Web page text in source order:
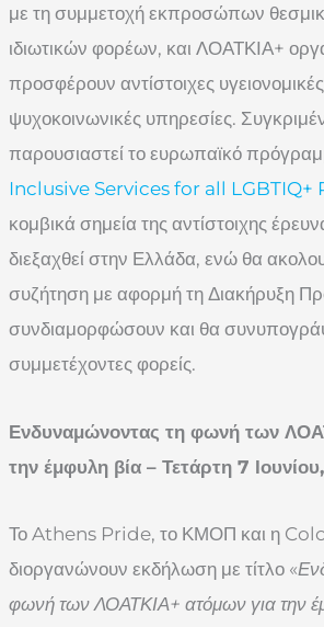
με τη συμμετοχή εκπροσώπων
ιδιωτικών φορέων, και ΛΟΑΤΚΙΑ+
προσφέρουν αντίστοιχες
ψυχοκοινωνικές υπηρεσίες.
παρουσιαστεί το ευρωπαϊκό
Inclusive Services for all LGBTIQ+
κομβικά σημεία της αντίστοιχης
διεξαχθεί στην Ελλάδα, ενώ θα
συζήτηση με αφορμή τη Διακήρυξη
συνδιαμορφώσουν και θα
συμμετέχοντες φορείς.
Ενδυναμώνοντας τη φωνή των
την έμφυλη βία – Τετάρτη 7
Το Athens Pride, το ΚΜΟΠ και η
διοργανώνουν εκδήλωση με τίτλο «
φωνή των ΛΟΑΤΚΙΑ+ ατόμων για την